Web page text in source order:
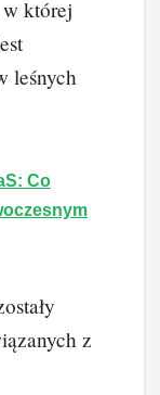
której
leśnych
Co
z